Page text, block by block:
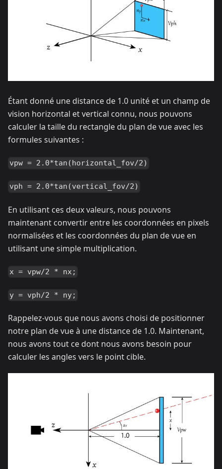
Étant donné une distance de 1.0 unité et un champ de
vision horizontal et vertical connu, nous pouvons
calculer la taille du rectangle du plan de vue avec les
formules suivantes :
vpw = 2.0*tan(horizontal_fov/2)
vph = 2.0*tan(vertical_fov/2)
En utilisant ces deux valeurs, nous pouvons
maintenant convertir entre les coordonnées en pixels
normalisées et les coordonnées du plan de vue en
utilisant une simple multiplication.
x = vpw/2 * nx;
y = vph/2 * ny;
Rappelez-vous que nous avons choisi de positionner
notre plan de vue à une distance de 1.0. Maintenant,
nous avons tout ce dont nous avons besoin pour
calculer les angles vers le point cible.